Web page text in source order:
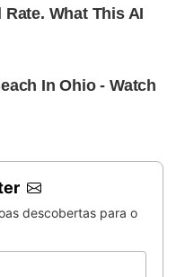
descobertas para o